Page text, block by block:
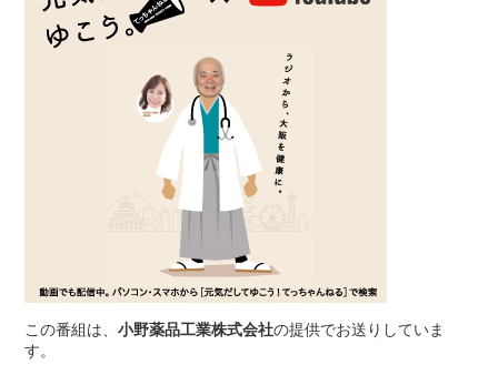
この番組は、小野薬品工業株式会社の提供でお送りしていま
す。